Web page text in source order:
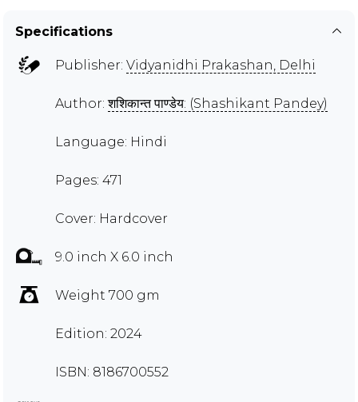
Specifications
Publisher: Vidyanidhi Prakashan, Delhi
Author:शशिकान्त पाण्डेय: (Shashikant Pandey)
Language: Hindi
Pages: 471
Cover: Hardcover
9.0 inch X 6.0 inch
Weight 700 gm
Edition: 2024
ISBN: 8186700552